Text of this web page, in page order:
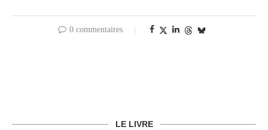
0 commentaires
LE LIVRE